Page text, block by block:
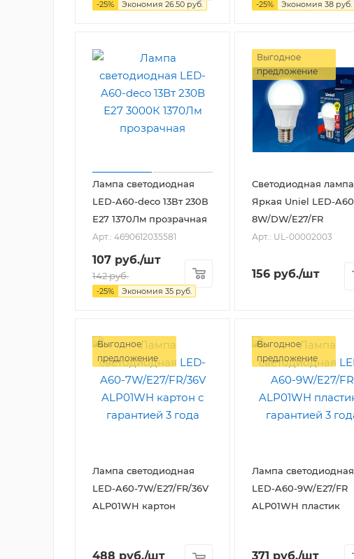
-25% Экономия 26.50 руб. -25% Экономия 38 руб.
Лампа светодиодная
LED-A60-deco 13Вт 230В
Е27 1370Лм прозрачная
Арт.: 4690612035581
107 руб./шт
142руб.
-25% Экономия 35 руб.
Выгодное
предложение
Светодиодная лампа
Яркая Uniel LED-A60
8W/DW/E27/FR
Арт.: UL-00002003
156 руб./шт
Выгодное
предложение
Лампа светодиодная
LED-A60-7W/E27/FR/36V
ALP01WH картон
488 руб./шт
Выгодное
предложение
Лампа светодиодная
LED-A60-9W/E27/FR
ALP01WH пластик
371 руб./шт